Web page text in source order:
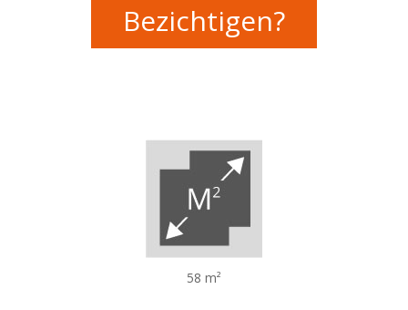
Bezichtigen?
58 m²